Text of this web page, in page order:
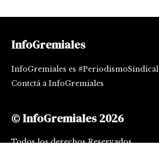
InfoGremiales
InfoGremiales es #PeriodismoSindical
Contctá a InfoGremiales
© InfoGremiales 2026
Todos los derechos Reservados